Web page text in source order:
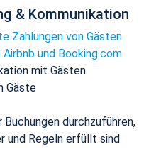
& Kommunikation
Zahlungen von Gästen
und Booking.com
mit Gästen
Gäste
durchzuführen,
und Regeln erfüllt sind